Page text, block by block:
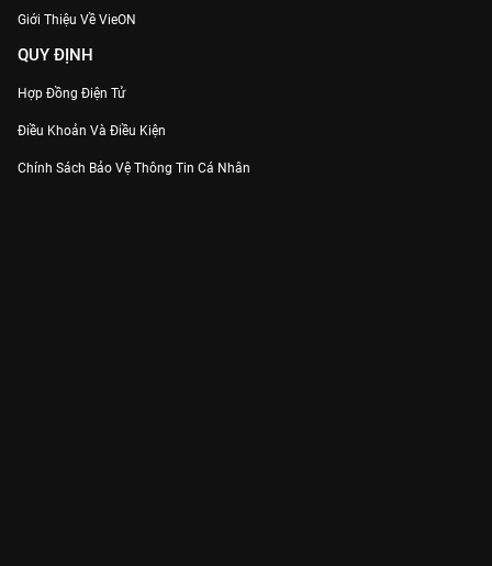
Giới Thiệu Về VieON
QUY ĐỊNH
Hợp Đồng Điện Tử
Điều Khoản Và Điều Kiện
Chính Sách Bảo Vệ Thông Tin Cá Nhân